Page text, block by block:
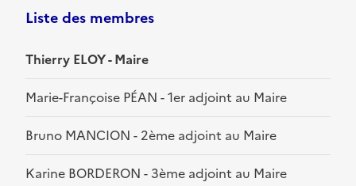
Liste des membres
Thierry ELOY - Maire
Marie-Françoise PÉAN - 1er adjoint au Maire
Bruno MANCION - 2ème adjoint au Maire
Karine BORDERON - 3ème adjoint au Maire